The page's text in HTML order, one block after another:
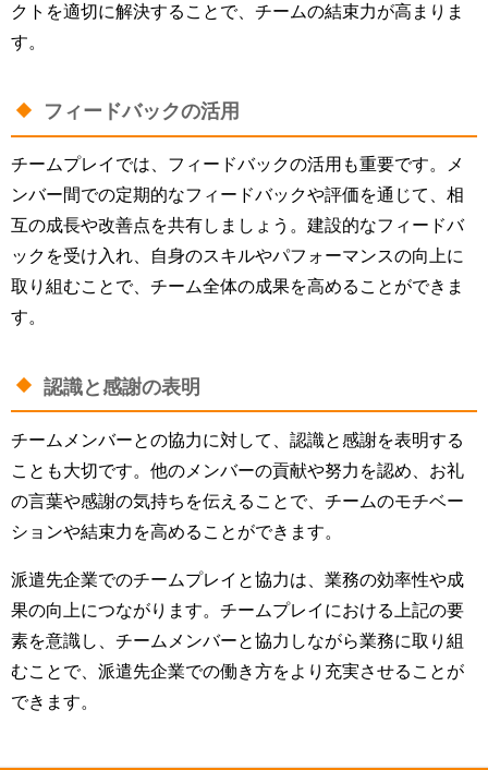
クトを適切に解決することで、チームの結束力が高まりま
す。
フィードバックの活用
チームプレイでは、フィードバックの活用も重要です。メ
ンバー間での定期的なフィードバックや評価を通じて、相
互の成長や改善点を共有しましょう。建設的なフィードバ
ックを受け入れ、自身のスキルやパフォーマンスの向上に
取り組むことで、チーム全体の成果を高めることができま
す。
認識と感謝の表明
チームメンバーとの協力に対して、認識と感謝を表明する
ことも大切です。他のメンバーの貢献や努力を認め、お礼
の言葉や感謝の気持ちを伝えることで、チームのモチベー
ションや結束力を高めることができます。
派遣先企業でのチームプレイと協力は、業務の効率性や成
果の向上につながります。チームプレイにおける上記の要
素を意識し、チームメンバーと協力しながら業務に取り組
むことで、派遣先企業での働き方をより充実させることが
できます。